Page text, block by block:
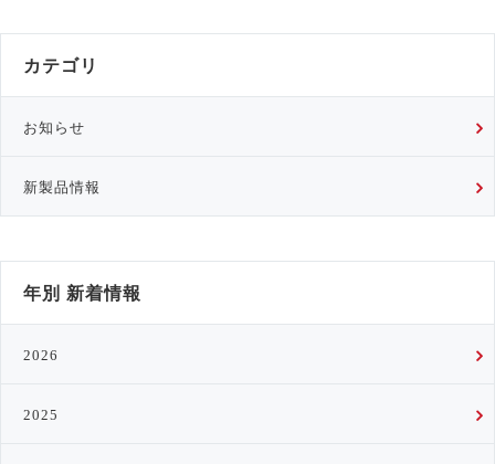
カテゴリ
お知らせ
新製品情報
年別 新着情報
2026
2025